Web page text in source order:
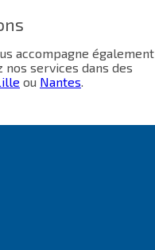
accompagne également
nos services dans des
ou Nantes.